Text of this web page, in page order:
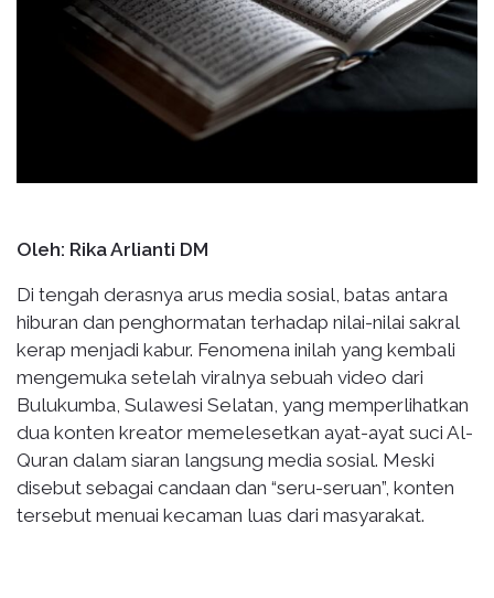
Oleh: Rika Arlianti DM
Di tengah derasnya arus media sosial, batas antara
hiburan dan penghormatan terhadap nilai-nilai sakral
kerap menjadi kabur. Fenomena inilah yang kembali
mengemuka setelah viralnya sebuah video dari
Bulukumba, Sulawesi Selatan, yang memperlihatkan
dua konten kreator memelesetkan ayat-ayat suci Al-
Quran dalam siaran langsung media sosial. Meski
disebut sebagai candaan dan “seru-seruan”, konten
tersebut menuai kecaman luas dari masyarakat.